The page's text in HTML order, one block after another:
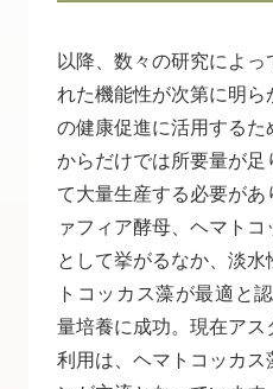
以降、数々の研究によ
れた機能性が次第に明ら
の健康促進に活用する
からだけでは所要量が足
て大量生産する必要が
ァフィア酵母、ヘマト
として挙がるなか、淡
トコッカス藻が最適と
量培養に成功。現在ア
利用は、ヘマトコッカ